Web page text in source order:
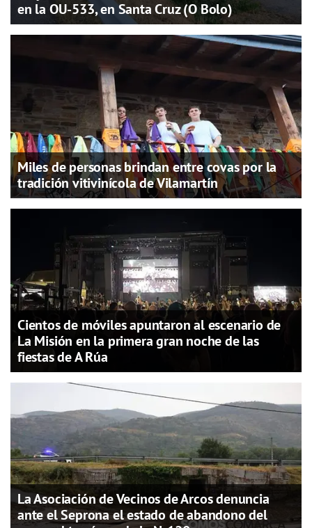
en la OU-533, en Santa Cruz (O Bolo)
Miles de personas brindan entre covas por la
tradición vitivinícola de Vilamartín
Cientos de móviles apuntaron al escenario de
La Misión en la primera gran noche de las
fiestas de A Rúa
La Asociación de Vecinos de Arcos denuncia
ante el Seprona el estado de abandono del